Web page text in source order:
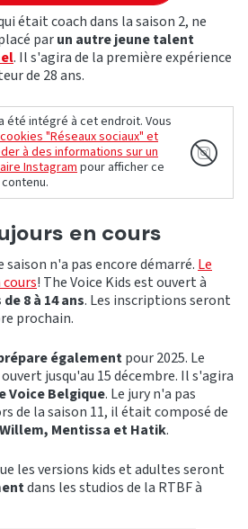
était coach dans la saison 2, ne
parun autre jeune talent
. Il s'agira de la première expérience
de 28 ans.
été intégré à cet endroit. Vous
"Réseaux sociaux" et
à des informations sur un
Instagrampour afficher ce
contenu.
en cours
n'a pas encore démarré. Le
! The Voice Kids est ouvert à
8 à 14 ans. Les inscriptions seront
prochain.
égalementpour 2025. Le
jusqu'au 15 décembre. Il s'agira
Voice Belgique. Le jury n'a pas
de la saison 11, il était composé de
Mentissa et Hatik.
les versions kids et adultes seront
dans les studios de la RTBF à